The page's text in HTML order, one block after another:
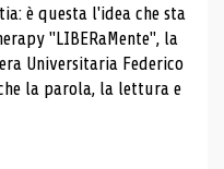
è questa l'idea che sta
"LIBERaMente", la
Universitaria Federico
la parola, la lettura e